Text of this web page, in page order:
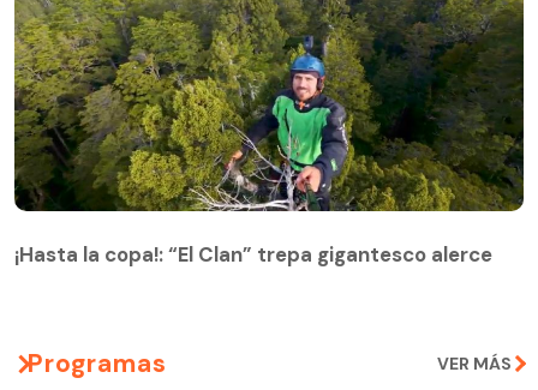
¡Hasta la copa!: “El Clan” trepa gigantesco alerce
Programas VER MÁS